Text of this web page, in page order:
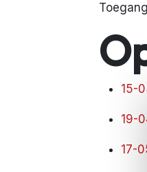
15-
19-
17-